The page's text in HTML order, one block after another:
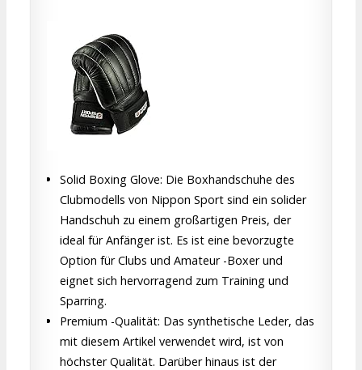
Solid Boxing Glove: Die Boxhandschuhe des
Clubmodells von Nippon Sport sind ein solider
Handschuh zu einem großartigen Preis, der
ideal für Anfänger ist. Es ist eine bevorzugte
Option für Clubs und Amateur -Boxer und
eignet sich hervorragend zum Training und
Sparring.
Premium -Qualität: Das synthetische Leder, das
mit diesem Artikel verwendet wird, ist von
höchster Qualität. Darüber hinaus ist der